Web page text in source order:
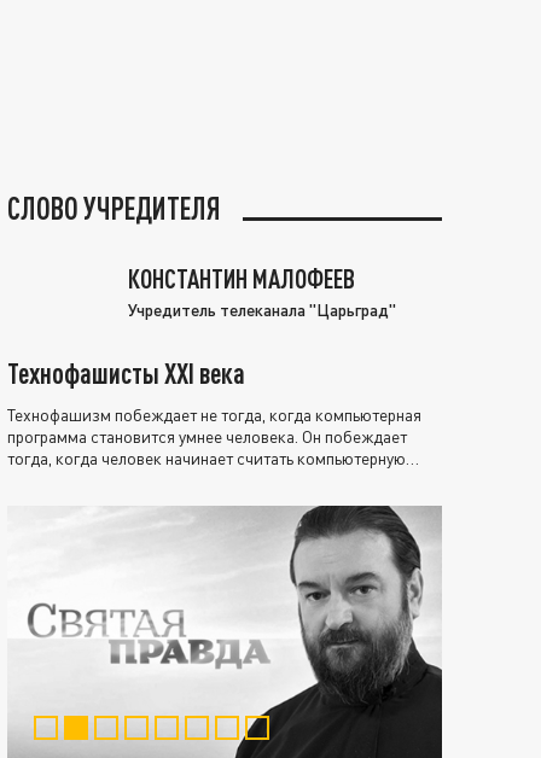
СЛОВО УЧРЕДИТЕЛЯ
КОНСТАНТИН МАЛОФЕЕВ
Учредитель телеканала "Царьград"
Технофашисты XXI века
Технофашизм побеждает не тогда, когда компьютерная
программа становится умнее человека. Он побеждает
тогда, когда человек начинает считать компьютерную